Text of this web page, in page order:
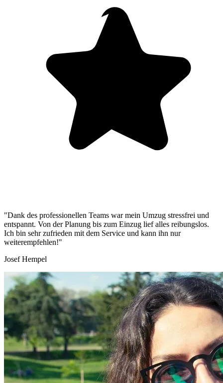
"Dank des professionellen Teams war mein Umzug stressfrei und
entspannt. Von der Planung bis zum Einzug lief alles reibungslos.
Ich bin sehr zufrieden mit dem Service und kann ihn nur
weiterempfehlen!"
Josef Hempel